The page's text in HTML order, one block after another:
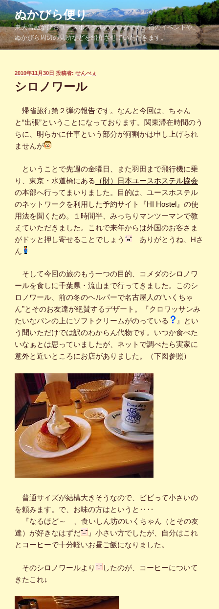
コ
ン
テ
ン
ツ
ぬかびら便り
東大雪ぬかびらユースホステルのブログです。宿のイベントや、
ぬかびら周辺の見所などを紹介させていただきます。
投
稿
日:
2010年11月30日 投稿者: せんべぇ
シロノワール
帰省旅行第２弾の報告です。なんと今回は、ちゃん
と“出張”ということになっております。関東滞在時間のう
ちに、明らかに仕事という部分が何割かは申し上げられ
ませんが
ということで先週の金曜日、また羽田まで飛行機に乗
り、東京・水道橋にある
（財）日本ユースホステル協会
の本部へ行ってまいりました。目的は、ユースホステル
のネットワークを利用した予約サイト『HI Hostel 』の使
用法を聞くため。１時間半、みっちりマンツーマンで教
えていただきました。これで来年からは外国のお客さま
がドッと押し寄せることでしょう
ありがとうね、Hさ
ん
そして今回の旅のもう一つの目的、コメダのシロノワ
ールを食しに千葉県・流山まで行ってきました。このシ
ロノワール、前の冬のヘルパーで名古屋人の“いくちゃ
ん”とそのお友達が絶賛するデザート。『クロワッサンみ
たいなパンの上にソフトクリームがのっている
』とい
う聞いただけでは訳のわからん代物です。いつか食べた
いなぁとは思っていましたが、ネットで調べたら実家に
意外と近いところにお店がありました。（下図参照）
普通サイズが結構大きそうなので、ビビって小さいの
を頼みます。で、お味の方はというと‥‥
『なるほど～
、食いしん坊のいくちゃん（とその友
達）が好きなはずだ
』小さい方でしたが、自分はこれ
とコーヒーで十分軽いお昼ご飯になりました。
そのシロノワールより
したのが、コーヒーについて
きたこれ↓